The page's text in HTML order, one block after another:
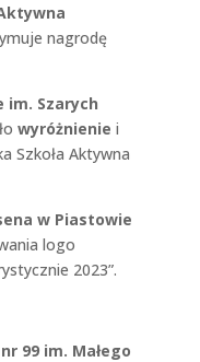
nagrodę
im. Szarych
wyróżnienie i
Szkoła Aktywna
w Piastowie
logo
2023”.
99 im. Małego